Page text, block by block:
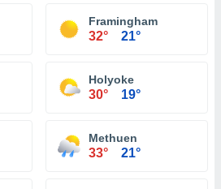
Framingham
32° 21°
Holyoke
30° 19°
Methuen
33° 21°